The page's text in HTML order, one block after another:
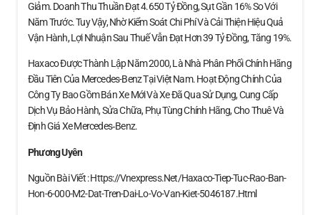
Giảm. Doanh Thu Thuần Đạt 4.650 Tỷ Đồng, Sụt Gần 16% So Với
Năm Trước. Tuy Vậy, Nhờ Kiểm Soát Chi Phí Và Cải Thiện Hiệu Quả
Vận Hành, Lợi Nhuận Sau Thuế Vẫn Đạt Hơn 39 Tỷ Đồng, Tăng 19%.
Haxaco Được Thành Lập Năm 2000, Là Nhà Phân Phối Chính Hãng
Đầu Tiên Của Mercedes-Benz Tại Việt Nam. Hoạt Động Chính Của
Công Ty Bao Gồm Bán Xe Mới Và Xe Đã Qua Sử Dụng, Cung Cấp
Dịch Vụ Bảo Hành, Sửa Chữa, Phụ Tùng Chính Hãng, Cho Thuê Và
Định Giá Xe Mercedes‑Benz.
Phương Uyên
Nguồn Bài Viết : Https://vnexpress.net/haxaco-Tiep-Tuc-Rao-Ban-
Hon-6-000-M2-Dat-Tren-Dai-Lo-Vo-Van-Kiet-5046187.html